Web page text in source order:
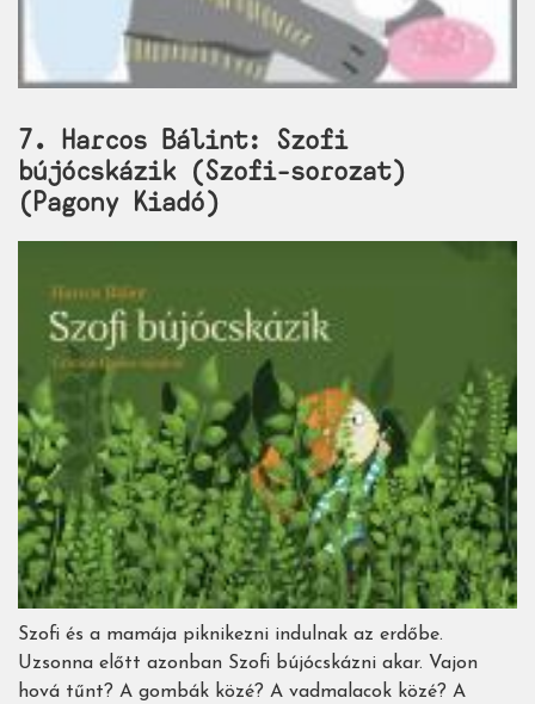
7. Harcos Bálint: Szofi
bújócskázik (Szofi-sorozat)
(Pagony Kiadó)
Szofi és a mamája piknikezni indulnak az erdőbe.
Uzsonna előtt azonban Szofi bújócskázni akar. Vajon
hová tűnt? A gombák közé? A vadmalacok közé? A